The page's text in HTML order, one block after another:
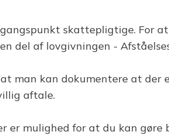
skattepligtige. For
del af lovgivningen -
man kan dokumentere at der
aftale.
er mulighed for at du kan gøre